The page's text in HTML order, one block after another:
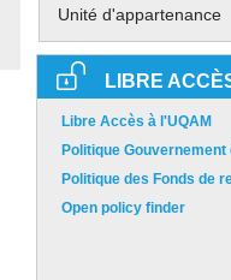
Unité d'appartenance
LIBRE
Libre Accès à l'UQAM
Politique Gouvernement
Politique des Fonds de
Open policy finder